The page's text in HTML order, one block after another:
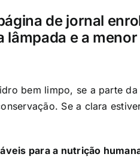
de jornal
lâmpada e a menor
bem limpo, se a parte da
Se a clara
para a nutrição